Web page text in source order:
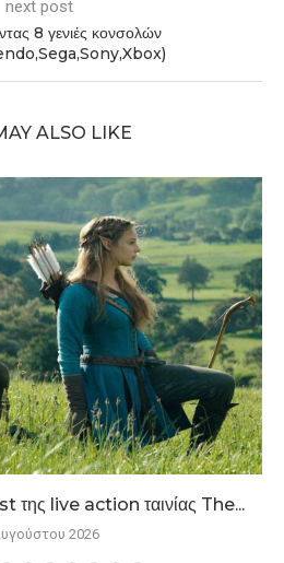
next post
8 γενιές κονσολών
ALSO LIKE
της live action ταινίας The...
2026